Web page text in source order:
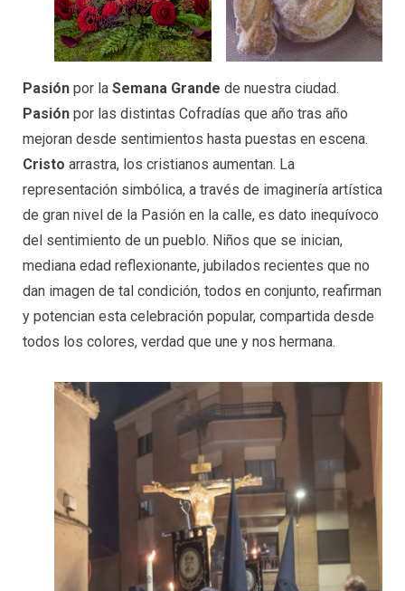
Pasión por la Semana Grande de nuestra ciudad.
Pasión por las distintas Cofradías que año tras año
mejoran desde sentimientos hasta puestas en escena.
Cristo arrastra, los cristianos aumentan. La
representación simbólica, a través de imaginería artística
de gran nivel de la Pasión en la calle, es dato inequívoco
del sentimiento de un pueblo. Niños que se inician,
mediana edad reflexionante, jubilados recientes que no
dan imagen de tal condición, todos en conjunto, reafirman
y potencian esta celebración popular, compartida desde
todos los colores, verdad que une y nos hermana.